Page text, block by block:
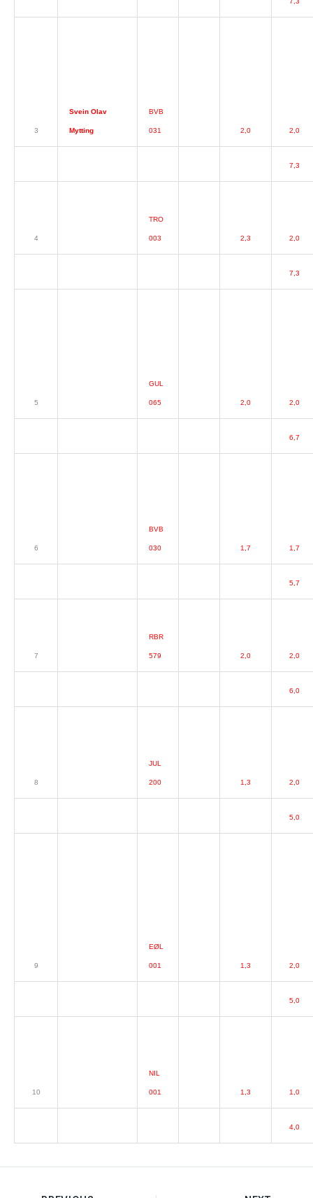
3
Svein Olav
Mytting
BVB
031 2,0 2,0
7,3
4
TRO
003 2,3 2,0
7,3
5
GUL
065 2,0 2,0
6,7
6
BVB
030 1,7 1,7
5,7
7
RBR
579 2,0 2,0
6,0
8
JUL
200 1,3 2,0
5,0
9
EØL
001 1,3 2,0
5,0
10
NIL
001 1,3 1,0
4,0